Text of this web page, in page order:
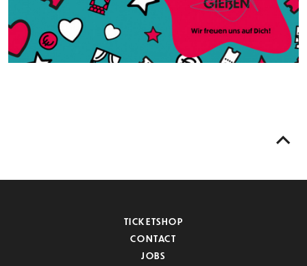
TICKETSHOP
CONTACT
JOBS